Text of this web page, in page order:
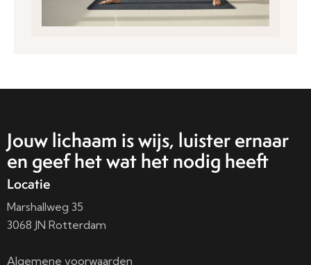
Jouw lichaam is wijs, luister ernaar
en geef het wat het nodig heeft
Locatie
Marshallweg 35
3068 JN Rotterdam
Algemene voorwaarden